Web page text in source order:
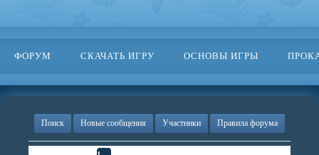
ФОРУМ СКАЧАТЬ ИГРУ ОСНОВЫ ИГРЫ
Поиск Новые сообщения Участники Правила форума